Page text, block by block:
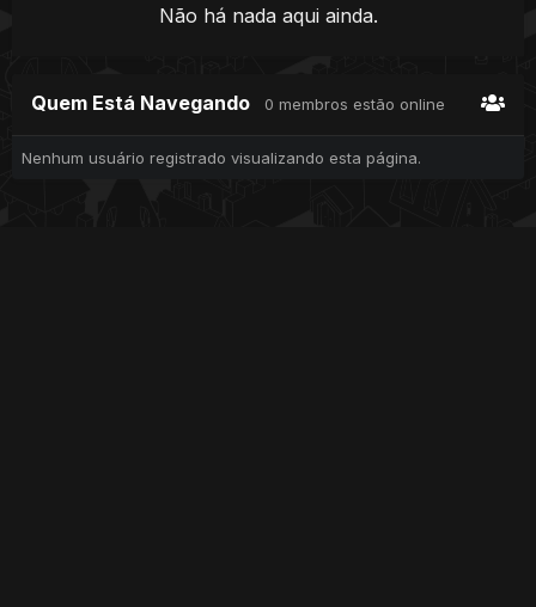
Não há nada aqui ainda.
Quem Está Navegando 0 membros estão online
Nenhum usuário registrado visualizando esta página.